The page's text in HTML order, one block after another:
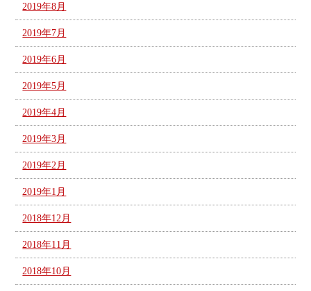
2019年8月
2019年7月
2019年6月
2019年5月
2019年4月
2019年3月
2019年2月
2019年1月
2018年12月
2018年11月
2018年10月